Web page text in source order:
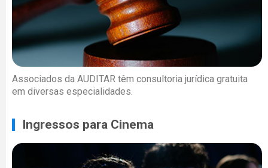
Associados da AUDITAR têm consultoria jurídica gratuita
em diversas especialidades.
Ingressos para Cinema